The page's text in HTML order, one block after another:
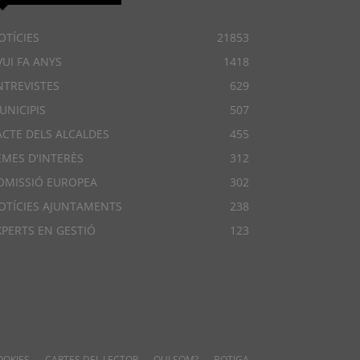
21853
FA ANYS
1418
629
507
DELS ALCALDES
455
D'INTERÈS
312
EUROPEA
302
AJUNTAMENTS
238
EN GESTIÓ
123